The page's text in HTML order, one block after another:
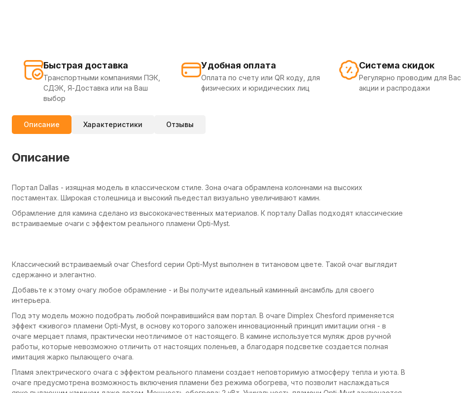
Быстрая доставка
Транспортными компаниями ПЭК,
СДЭК, Я-Доставка или на Ваш
выбор
Удобная оплата
Оплата по счету или QR коду, для
физических и юридических лиц
Система скидок
Регулярно проводим для Вас
акции и распродажи
Описание Характеристики Отзывы
Описание
Портал Dallas - изящная модель в классическом стиле. Зона очага обрамлена колоннами на высоких
постаментах. Широкая столешница и высокий пьедестал визуально увеличивают камин.
Обрамление для камина сделано из высококачественных материалов. К порталу Dallas подходят классические
встраиваемые очаги с эффектом реального пламени Opti-Myst.
Классический встраиваемый очаг Chesford серии Opti-Myst выполнен в титановом цвете. Такой очаг выглядит
сдержанно и элегантно.
Добавьте к этому очагу любое обрамление - и Вы получите идеальный каминный ансамбль для своего
интерьера.
Под эту модель можно подобрать любой понравившийся вам портал. В очаге Dimplex Chesford применяется
эффект «живого» пламени Opti-Myst, в основу которого заложен инновационный принцип имитации огня - в
очаге мерцает пламя, практически неотличимое от настоящего. В камине используется муляж дров ручной
работы, которые невозможно отличить от настоящих поленьев, а благодаря подсветке создается полная
имитация жарко пылающего очага.
Пламя электрического очага с эффектом реального пламени создает неповторимую атмосферу тепла и уюта. В
очаге предусмотрена возможность включения пламени без режима обогрева, что позволит наслаждаться